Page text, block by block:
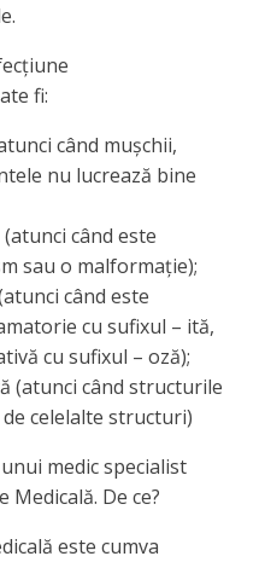
fi:
când muşchii,
nu lucrează bine
când este
sau o malformaţie);
când este
cu sufixul – ită,
cu sufixul – oză);
(atunci când structurile
celelalte structuri)
medic specialist
Medicală. De ce?
este cumva